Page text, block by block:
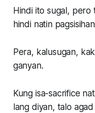
Hindi ito sugal, pero
hindi natin
Pera, kalusugan,
ganyan.
Kung isa-sacrifice
lang diyan, talo